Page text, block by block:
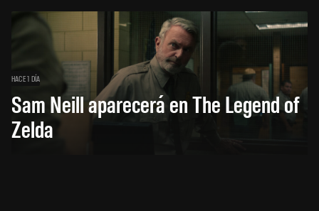
HACE 1 DÍA
Sam Neill aparecerá en The Legend of
Zelda